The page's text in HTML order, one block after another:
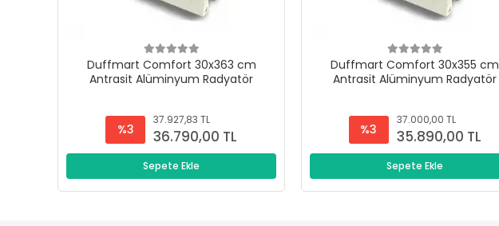
Duffmart Comfort 30x363 cm
Antrasit Alüminyum Radyatör
%3
37.927,83 TL
36.790,00 TL
Sepete Ekle
Duffmart Comfort 30x355 cm
Antrasit Alüminyum Radyatör
%3
37.000,00 TL
35.890,00 TL
Sepete Ekle